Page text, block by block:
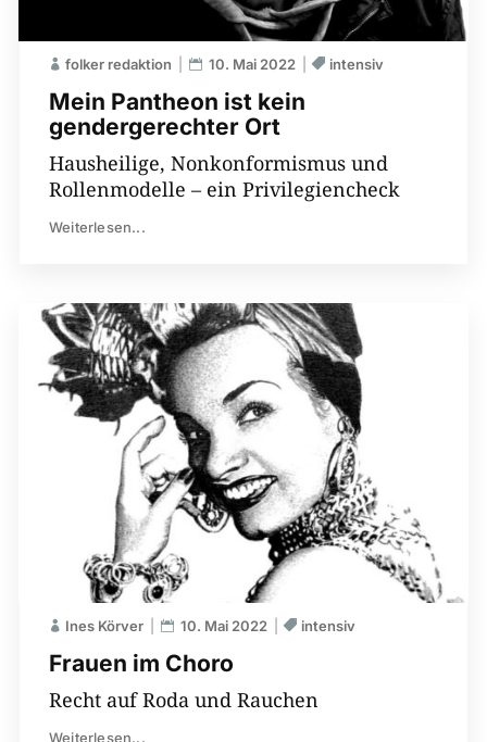
Mein Pantheon ist kein
gendergerechter Ort
folker redaktion 10. Mai 2022 intensiv
Hausheilige, Nonkonformismus und
Rollenmodelle – ein Privilegiencheck
Weiterlesen...
Frauen im Choro
Ines Körver 10. Mai 2022 intensiv
Recht auf Roda und Rauchen
Weiterlesen...